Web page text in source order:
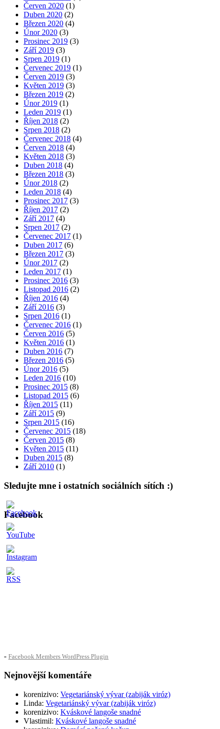
Červen 2020 (1)
Duben 2020 (2)
Březen 2020 (4)
Únor 2020 (3)
Prosinec 2019 (3)
Září 2019 (3)
Srpen 2019 (1)
Červenec 2019 (1)
Červen 2019 (3)
Květen 2019 (3)
Březen 2019 (2)
Únor 2019 (1)
Leden 2019 (1)
Říjen 2018 (2)
Srpen 2018 (2)
Červenec 2018 (4)
Červen 2018 (4)
Květen 2018 (3)
Duben 2018 (4)
Březen 2018 (3)
Únor 2018 (2)
Leden 2018 (4)
Prosinec 2017 (3)
Říjen 2017 (2)
Září 2017 (4)
Srpen 2017 (2)
Červenec 2017 (1)
Duben 2017 (6)
Březen 2017 (3)
Únor 2017 (2)
Leden 2017 (1)
Prosinec 2016 (3)
Listopad 2016 (2)
Říjen 2016 (4)
Září 2016 (3)
Srpen 2016 (1)
Červenec 2016 (1)
Červen 2016 (5)
Květen 2016 (1)
Duben 2016 (7)
Březen 2016 (5)
Únor 2016 (5)
Leden 2016 (10)
Prosinec 2015 (8)
Listopad 2015 (6)
Říjen 2015 (11)
Září 2015 (9)
Srpen 2015 (16)
Červenec 2015 (18)
Červen 2015 (8)
Květen 2015 (11)
Duben 2015 (8)
Září 2010 (1)
Sledujte mne i ostatních sociálních sítích :)
Facebook
- Facebook Members WordPress Plugin
Nejnovější komentáře
korenizivo: Vegetariánský vývar (zabiják viróz)
Linda: Vegetariánský vývar (zabiják viróz)
korenizivo: Kváskové langoše snadné
Vlastimil: Kváskové langoše snadné